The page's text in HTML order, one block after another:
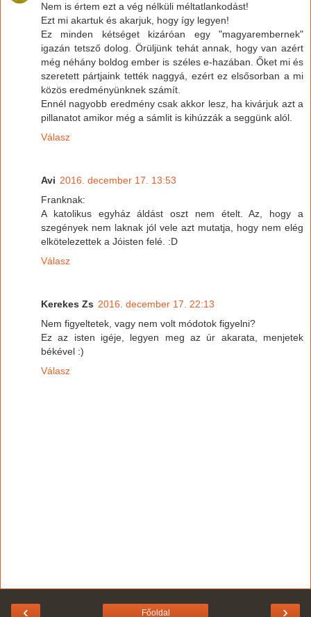
Nem is értem ezt a vég nélküli méltatlankodást!
Ezt mi akartuk és akarjuk, hogy így legyen!
Ez minden kétséget kizáróan egy "magyarembernek"
igazán tetsző dolog. Örüljünk tehát annak, hogy van azért
még néhány boldog ember is széles e-hazában. Őket mi és
szeretett pártjaink tették naggyá, ezért ez elsősorban a mi
közös eredményünknek számít.
Ennél nagyobb eredmény csak akkor lesz, ha kivárjuk azt a
pillanatot amikor még a sámlit is kihúzzák a seggünk alól.
Válasz
Avi 2016. december 17. 13:53
Franknak:
A katolikus egyház áldást oszt nem ételt. Az, hogy a
szegények nem laknak jól vele azt mutatja, hogy nem elég
elkötelezettek a Jóisten felé. :D
Válasz
Kerekes Zs 2016. december 17. 22:13
Nem figyeltetek, vagy nem volt módotok figyelni?
Ez az isten igéje, legyen meg az úr akarata, menjetek
békével :)
Válasz
‹ ›
Főoldal